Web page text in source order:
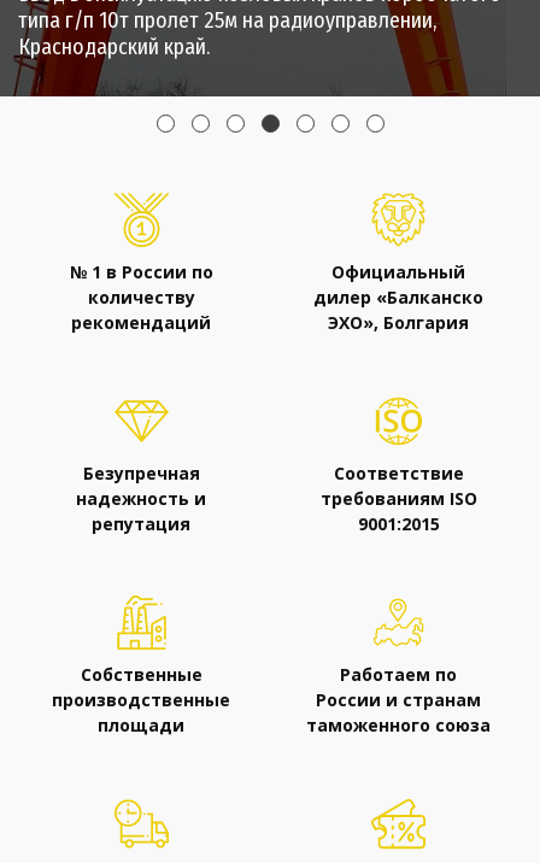
типа г/п 10т пролет 25м на радиоуправлении,
Краснодарский край.
Поставка кранов консольных г/п 2т вылетом стрелы
9м и 7м для эксплуатации на крыше здания, г. Москва.
№ 1 в России по
количеству
рекомендаций
Официальный
дилер «Балканско
ЭХО», Болгария
Безупречная
надежность и
репутация
Соответствие
требованиям ISO
9001:2015
Собственные
производственные
площади
Работаем по
России и странам
таможенного союза